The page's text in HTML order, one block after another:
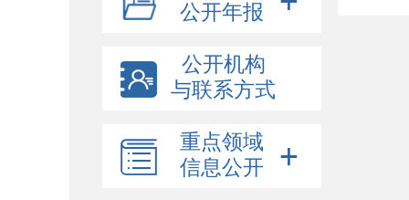
公开年报
公开机构
与联系方式
重点领域
信息公开